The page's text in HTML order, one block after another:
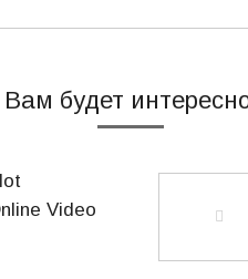
Вам будет
Video